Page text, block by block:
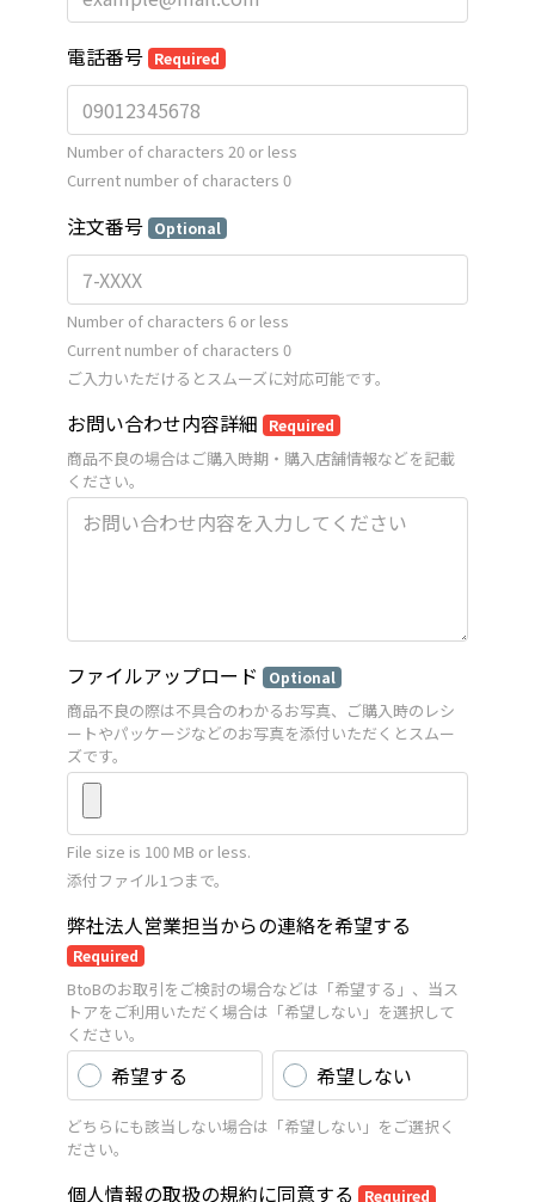
電話番号 Required
Number of characters 20 or less
Current number of characters 0
注文番号 Optional
Number of characters 6 or less
Current number of characters 0
ご入力いただけるとスムーズに対応可能です。
お問い合わせ内容詳細 Required
商品不良の場合はご購入時期・購入店舗情報などを記載
ください。
ファイルアップロード Optional
商品不良の際は不具合のわかるお写真、ご購入時のレシ
ートやパッケージなどのお写真を添付いただくとスムー
ズです。
File size is 100 MB or less.
添付ファイル1つまで。
弊社法人営業担当からの連絡を希望する
Required
BtoBのお取引をご検討の場合などは「希望する」、当ス
トアをご利用いただく場合は「希望しない」を選択して
ください。
希望する 希望しない
どちらにも該当しない場合は「希望しない」をご選択く
ださい。
個人情報の取扱の規約に同意する Required